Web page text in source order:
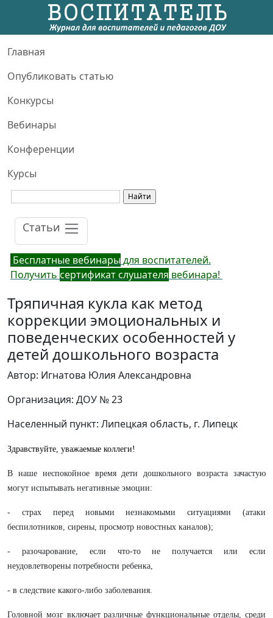
Главная
Опубликовать статью
Конкурсы
Вебинары
Конференции
Курсы
Статьи
Бесплатные вебинарыдля воспитателей.
Получить сертификат слушателя вебинара!
Тряпичная кукла как метод
коррекции эмоциональных и
поведенческих особенностей у
детей дошкольного возраста
Автор: Игнатова Юлия Александровна
Организация: ДОУ № 23
Населенный пункт: Липецкая область, г. Липецк
Здравствуйте, уважаемые коллеги!
В наше неспокойное время дети дошкольного возраста зачастую
могут испытывать негативные эмоции:
- страх перед новыми незнакомыми ситуациями (атаки
беспилотников, сирены, просмотр новостных каналов);
- разочарование, если что-то не получается или если
неудовлетворены потребности ребенка,
- в следствие какого-либо заболевания.
Головной мозг включает различные функциональные отделы, среди